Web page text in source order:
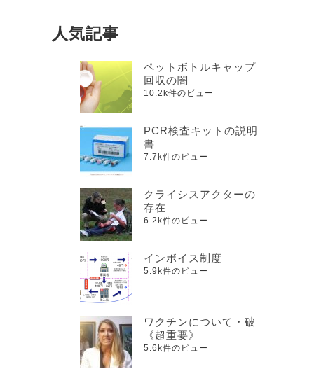
人気記事
ペットボトルキャップ
回収の闇
10.2k件のビュー
PCR検査キットの説明
書
7.7k件のビュー
クライシスアクターの
存在
6.2k件のビュー
インボイス制度
5.9k件のビュー
ワクチンについて・破
《超重要》
5.6k件のビュー